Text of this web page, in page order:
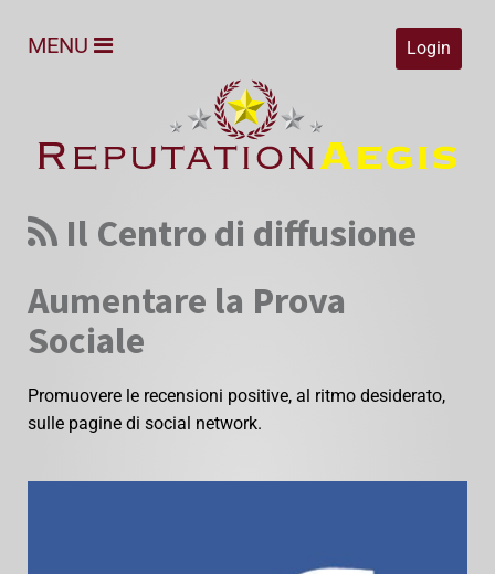
Login
MENU
Il Centro di diffusione
Aumentare la Prova
Sociale
Promuovere le recensioni positive, al ritmo desiderato,
sulle pagine di social network.